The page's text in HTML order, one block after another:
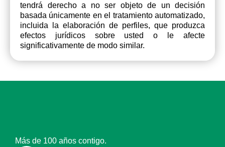
tendrá derecho a no ser objeto de un decisión
basada únicamente en el tratamiento automatizado,
incluida la elaboración de perfiles, que produzca
efectos jurídicos sobre usted o le afecte
significativamente de modo similar.
Más de 100 años contigo.